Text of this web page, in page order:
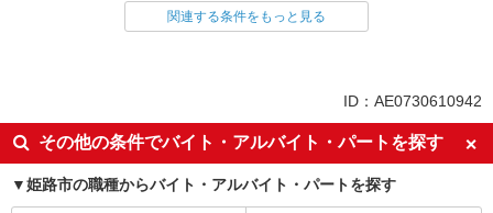
同じ雇用形態から姫路駅の求人を探す
入社日応相談
未経験歓迎
経験者・有資格者歓迎
新卒・第二新卒歓迎
女性活躍中
主婦・主夫歓迎
関連する条件をもっと見る
ID：AE0730610942
その他の条件でバイト・アルバイト・パートを探す
姫路市の職種からバイト・アルバイト・パートを探す